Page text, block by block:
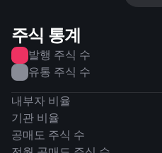
주식 통계
발행 주식 수
유통 주식 수
내부자 비율
기관 비율
공매도 주식 수